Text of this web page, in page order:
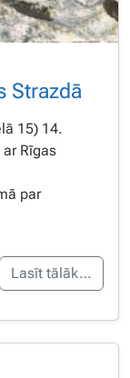
Strazdā
15) 14.
Rīgas
par
Lasīt tālāk…